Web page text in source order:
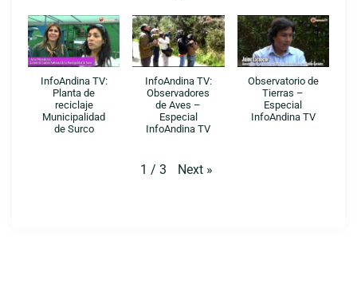
InfoAndina TV:
Planta de
reciclaje
Municipalidad
de Surco
InfoAndina TV:
Observadores
de Aves –
Especial
InfoAndina TV
Observatorio de
Tierras –
Especial
InfoAndina TV
1 / 3 Next »